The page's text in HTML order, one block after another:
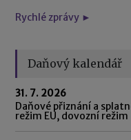
Rychlé zprávy ►
Daňový kalendář
31. 7. 2026
Daňové přiznání a
režim EU, dovozní režim